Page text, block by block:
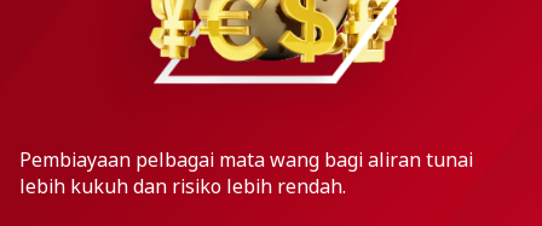
Pembiayaan pelbagai mata wang bagi aliran tunai
lebih kukuh dan risiko lebih rendah.